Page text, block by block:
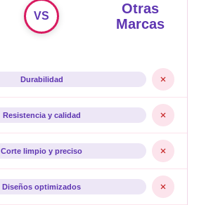
Otras
Marcas
VS
Durabilidad
Resistencia y calidad
Corte limpio y preciso
Diseños optimizados